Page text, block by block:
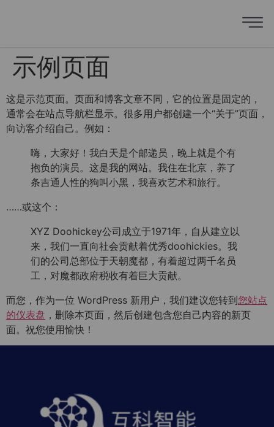
示例页面
这是示范页面。页面和博客文章不同，它的位置是固定的，
通常会在站点导航栏显示。很多用户都创建一个“关于”页面，
向访客介绍自己。例如：
嗨，大家好！我白天是个邮递员，晚上就是个有
抱负的演员。这是我的网站。我住在北京，养了
条吉通人性的狗叫小黑，我喜欢艺术和旅行。
……或这个：
XYZ Doohickey公司成立于1971年，自从建立以
来，我们一直向社会贡献着优秀doohickies。我
们的公司总部位于天朝魔都，有着超过两千名员
工，对魔都政府税收有着巨大贡献。
而您，作为一位 WordPress 新用户，我们建议您转到您站点
的仪表盘 ，删除本页面，然后创建包含您自己内容的新页
面。祝您使用愉快！